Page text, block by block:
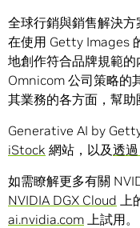
全球行銷與銷售解決
在使用 Getty Images
地創作符合品牌規範
Omnicom 公司策略的
其業務的各方面，幫助
Generative AI by
iStock 網站，以及透
如需瞭解更多有關
NVIDIA DGX Cloud 上
ai.nvidia.com 上試用。